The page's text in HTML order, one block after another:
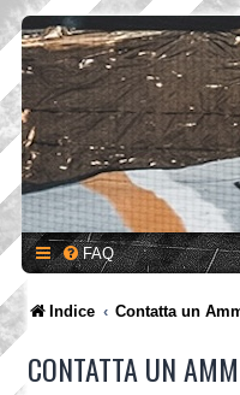
FAQ
Indice Contatta un
CONTATTA UN